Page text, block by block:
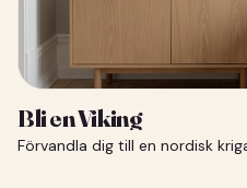
Bli en Viking